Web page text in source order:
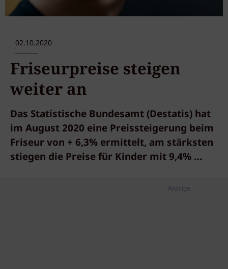
02.10.2020
Friseurpreise steigen
weiter an
Das Statistische Bundesamt (Destatis) hat
im August 2020 eine Preissteigerung beim
Friseur von + 6,3% ermittelt, am stärksten
stiegen die Preise für Kinder mit 9,4% …
Anzeige